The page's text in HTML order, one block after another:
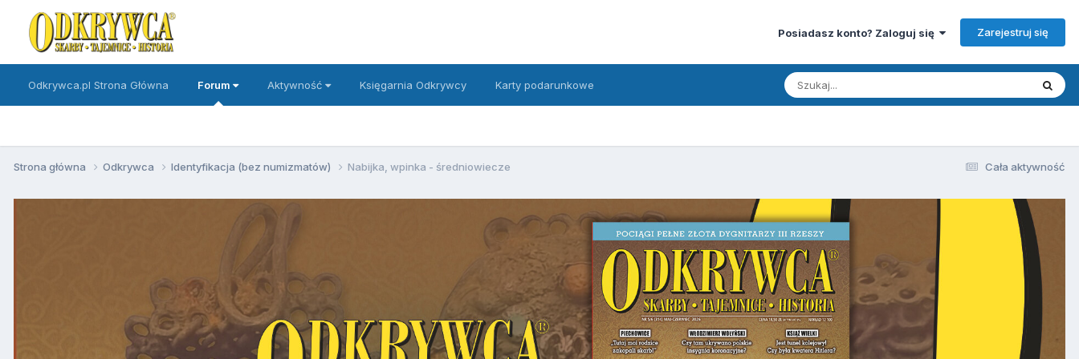
Posiadasz konto? Zaloguj się Zarejestruj się
Odkrywca.pl Strona Główna Forum Aktywność Księgarnia Odkrywcy Karty podarunkowe
Cała aktywność
Strona główna Odkrywca Identyfikacja (bez numizmatów) Nabijka, wpinka - średniowiecze